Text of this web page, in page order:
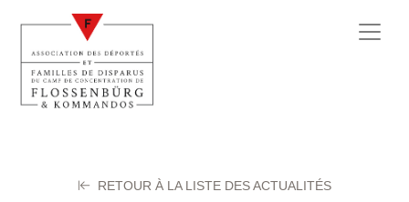
RETOUR À LA LISTE DES ACTUALITÉS